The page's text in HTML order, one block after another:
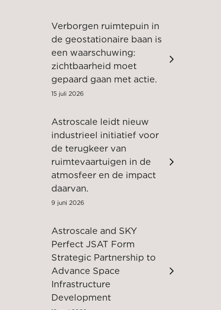
Verborgen ruimtepuin in
de geostationaire baan is
een waarschuwing:
zichtbaarheid moet
gepaard gaan met actie.
15 juli 2026
Astroscale leidt nieuw
industrieel initiatief voor
de terugkeer van
ruimtevaartuigen in de
atmosfeer en de impact
daarvan.
9 juni 2026
Astroscale and SKY
Perfect JSAT Form
Strategic Partnership to
Advance Space
Infrastructure
Development